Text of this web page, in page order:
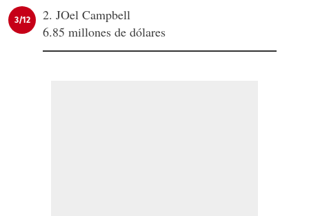
3/12
2. JOel Campbell
6.85 millones de dólares